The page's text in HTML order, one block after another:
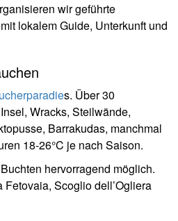
wir geführte
lokalem Guide, Unterkunft und
s. Über 30
Wracks, Steilwände,
Barrakudas, manchmal
18-26°C je nach Saison.
hervorragend möglich.
Fetovaia, Scoglio dell’Ogliera